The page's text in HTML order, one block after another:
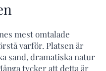
mest omtalade
varför. Platsen är
sand, dramatiska natur
tycker att detta är